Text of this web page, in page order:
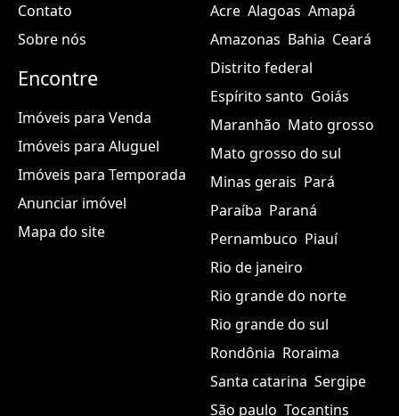
Contato
Sobre nós
Encontre
Imóveis para Venda
Imóveis para Aluguel
Imóveis para Temporada
Anunciar imóvel
Mapa do site
Acre Alagoas Amapá
Amazonas Bahia Ceará
Distrito federal
Espírito santo Goiás
Maranhão Mato grosso
Mato grosso do sul
Minas gerais Pará
Paraíba Paraná
Pernambuco Piauí
Rio de janeiro
Rio grande do norte
Rio grande do sul
Rondônia Roraima
Santa catarina Sergipe
São paulo Tocantins